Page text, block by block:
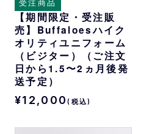
受注商品
【期間限定・受注販
売】Buffaloesハイク
オリティユニフォーム
（ビジター）（ご注文
日から1.5〜2ヵ月後発
送予定）
¥12,000(税込)